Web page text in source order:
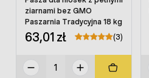
ziarnami bez GMO
Paszarnia Tradycyjna 18 kg
63,01 zł (3)